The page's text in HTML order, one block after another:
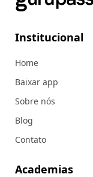
Institucional
Home
Baixar app
Sobre nós
Blog
Contato
Academias